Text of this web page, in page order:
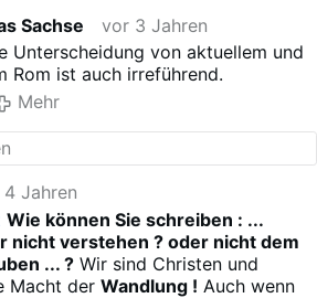
Sachse
vor 3 Jahren
Unterscheidung von aktuellem und
Rom ist auch irreführend.
Mehr
Jahren
Wie können Sie schreiben : ...
nicht verstehen ? oder nicht dem
... ? Wir sind Christen und
Macht derWandlung ! Auch wenn